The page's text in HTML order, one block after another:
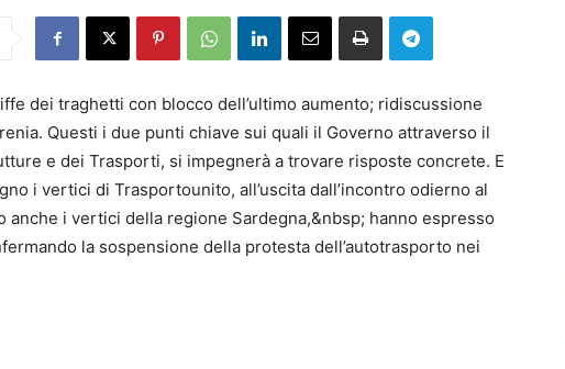
dei traghetti con blocco dell’ultimo aumento; ridiscussione
Questi i due punti chiave sui quali il Governo attraverso il
e dei Trasporti, si impegnerà a trovare risposte concrete. E
i vertici di Trasportounito, all’uscita dall’incontro odierno al
anche i vertici della regione Sardegna,&nbsp; hanno espresso
la sospensione della protesta dell’autotrasporto nei